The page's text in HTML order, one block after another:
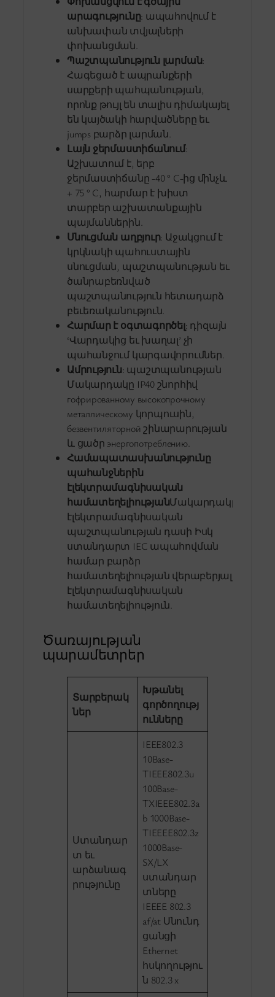
արագությունը: ապահովում է
անխափան տվյալների
փոխանցման.
Պաշտպանություն լարման:
Հագեցած է ապրանքերի
սարքերի պահպանության,
որոնք թույլ են տալիս դիմակայել
են կայծակի հարվածները եւ
jumps բարձր լարման.
Լայն ջերմաստիճանում:
Աշխատում է, երբ
ջերմաստիճանը -40 ° C-ից մինչև
+ 75 ° C, հարմար է խիստ
տարբեր աշխատանքային
պայմաններին.
Սնուցման աղբյուր: Աջակցում է
կրկնակի պահուստային
սնուցման, պաշտպանության եւ
ծանրաբեռնված
պաշտպանություն հետադարձ
բեւեռականություն.
Հարմար է օգտագործել: դիզայն
‘Վարդակից եւ խաղալ’ չի
պահանջում կարգավորումներ.
Ամրություն: պաշտպանության
Մակարդակը IP40 շնորհիվ
гофрированному высокопрочному
металлическому կորպուսին,
безвентиляторной շինարարության
և ցածր энергопотреблению.
Համապատասխանությունը
պահանջներին
էլեկտրամագնիսական
համատեղելիությանՄակարդակը
էլեկտրամագնիսական
պաշտպանության դասի Իսկ
ստանդարտ IEC ապահովման
համար բարձր
համատեղելիության վերաբերյալ
էլեկտրամագնիսական
համատեղելիություն.
Ծառայության
պարամետրեր
Տարբերակ
ներ
Խթանել
գործողությ
ունները
Ստանդար
տ եւ
արձանագ
րությունը
IEEE802.3
10Base-
TIEEE802.3u
100Base-
TXIEEE802.3a
b 1000Base-
TIEEEE802.3z
1000Base-
SX/LX
ստանդար
տները
IEEEE 802.3
af/at Սնունդ
ցանցի
Ethernet
հսկողությու
ն 802.3 x